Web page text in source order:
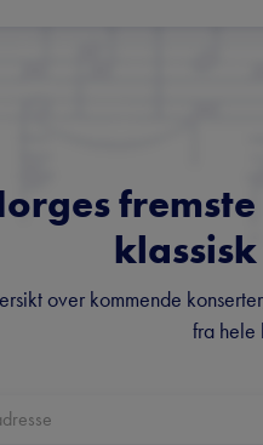
over kommende
fra hele